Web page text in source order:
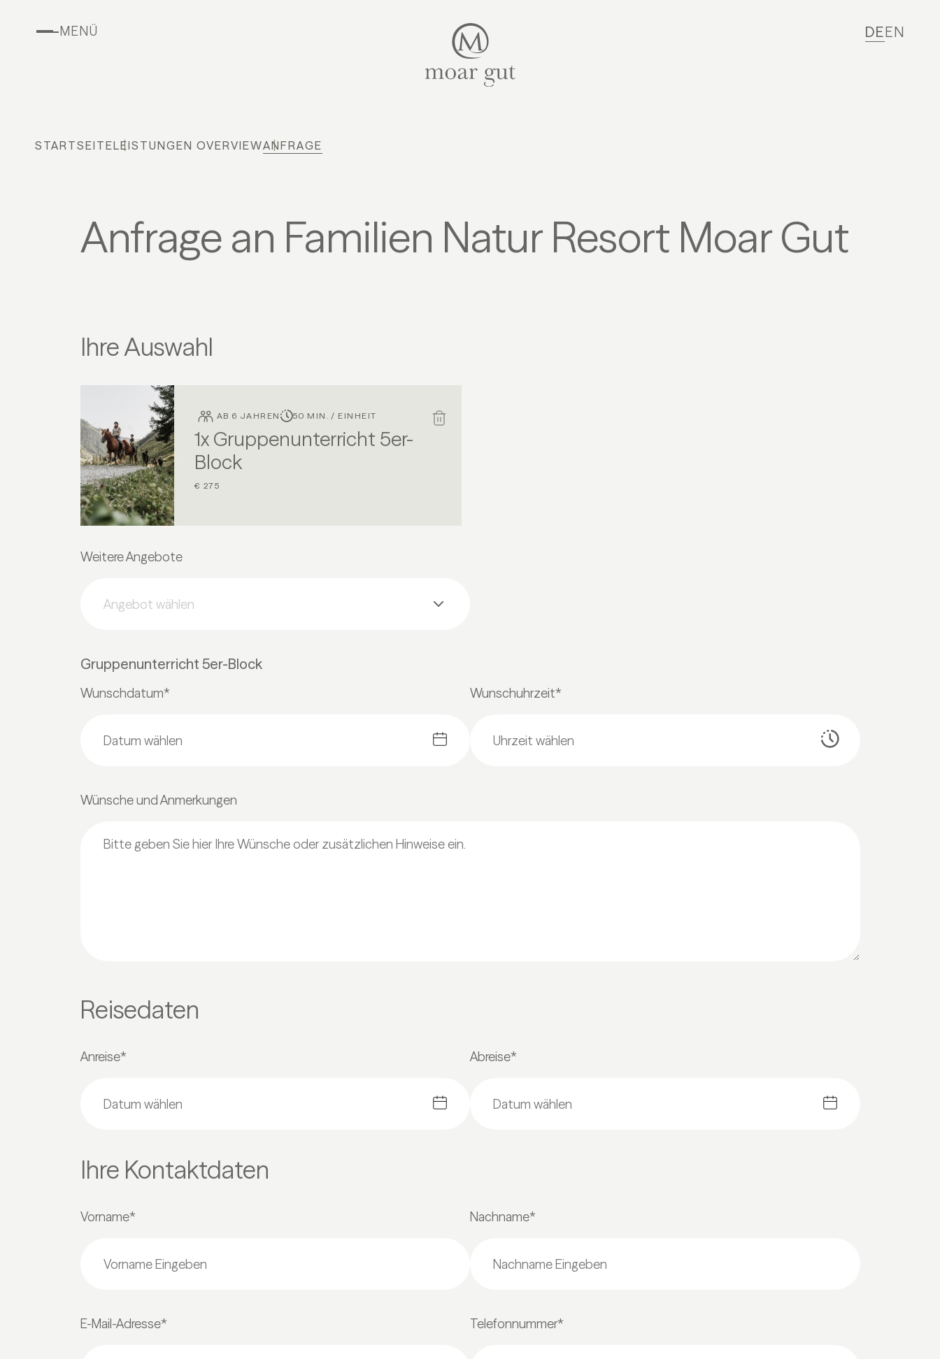
MENÜ
Suiten & Angebote
Bauernhof
Aktiv
DEEN
STARTSEITELEISTUNGEN OVERVIEWANFRAGE
Anfrage an Familien Natur Resort Moar Gut
Ihre Auswahl
AB 6 JAHREN 50 MIN. / EINHEIT
1x Gruppenunterricht 5er-
Block
€ 275
Weitere Angebote
Angebot wählen
Gruppenunterricht 5er-Block
Wunschdatum* Wunschuhrzeit*
Wünsche und Anmerkungen
Reisedaten
Anreise* Abreise*
Ihre Kontaktdaten
Vorname* Nachname*
E-Mail-Adresse* Telefonnummer*